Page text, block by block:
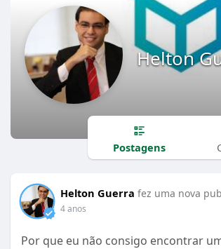
Helton
Postagens
Helton Guerra fez uma nova
4 anos
Por que eu não consigo encontrar